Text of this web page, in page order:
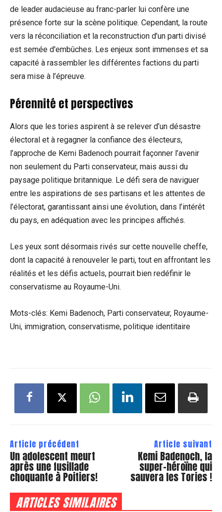
de leader audacieuse au franc-parler lui confère une
présence forte sur la scène politique. Cependant, la route
vers la réconciliation et la reconstruction d’un parti divisé
est semée d'embûches. Les enjeux sont immenses et sa
capacité à rassembler les différentes factions du parti
sera mise à l’épreuve.
Pérennité et perspectives
Alors que les tories aspirent à se relever d’un désastre
électoral et à regagner la confiance des électeurs,
l’approche de Kemi Badenoch pourrait façonner l’avenir
non seulement du Parti conservateur, mais aussi du
paysage politique britannique. Le défi sera de naviguer
entre les aspirations de ses partisans et les attentes de
l’électorat, garantissant ainsi une évolution, dans l’intérêt
du pays, en adéquation avec les principes affichés.
Les yeux sont désormais rivés sur cette nouvelle cheffe,
dont la capacité à renouveler le parti, tout en affrontant les
réalités et les défis actuels, pourrait bien redéfinir le
conservatisme au Royaume-Uni.
Mots-clés: Kemi Badenoch, Parti conservateur, Royaume-
Uni, immigration, conservatisme, politique identitaire
Article précédent
Un adolescent meurt
après une fusillade
choquante à Poitiers!
Article suivant
Kemi Badenoch, la
super-héroïne qui
sauvera les Tories !
ARTICLES SIMILAIRES